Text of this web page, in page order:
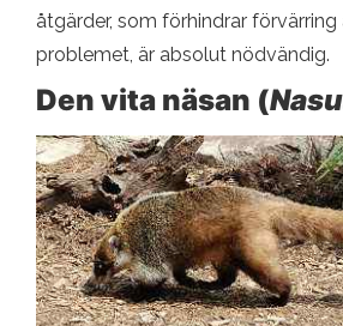
åtgärder, som förhindrar
problemet, är absolut nödvändig.
Den vita näsan (